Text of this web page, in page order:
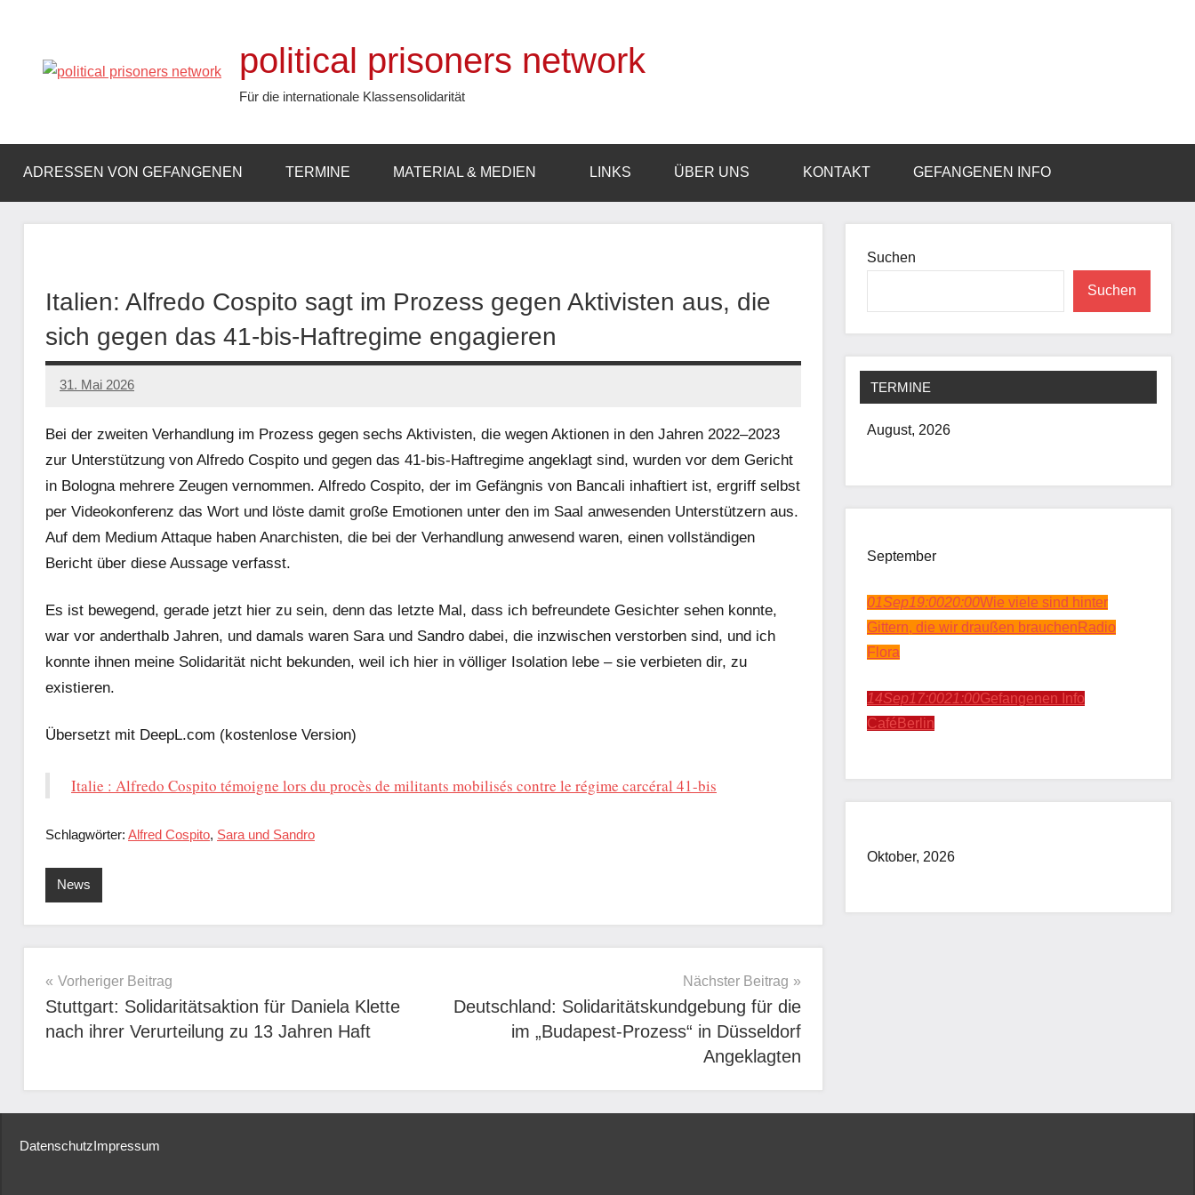
springen
political prisoners network
Für die internationale Klassensolidarität
ADRESSEN VON GEFANGENEN TERMINE MATERIAL & MEDIEN LINKS ÜBER UNS KONTAKT GEFANGENEN INFO
Italien: Alfredo Cospito sagt im Prozess gegen Aktivisten aus, die
sich gegen das 41-bis-Haftregime engagieren
31. Mai 2026
network
Bei der zweiten Verhandlung im Prozess gegen sechs Aktivisten, die wegen Aktionen in den Jahren 2022–2023
zur Unterstützung von Alfredo Cospito und gegen das 41-bis-Haftregime angeklagt sind, wurden vor dem Gericht
in Bologna mehrere Zeugen vernommen. Alfredo Cospito, der im Gefängnis von Bancali inhaftiert ist, ergriff selbst
per Videokonferenz das Wort und löste damit große Emotionen unter den im Saal anwesenden Unterstützern aus.
Auf dem Medium Attaque haben Anarchisten, die bei der Verhandlung anwesend waren, einen vollständigen
Bericht über diese Aussage verfasst.
Es ist bewegend, gerade jetzt hier zu sein, denn das letzte Mal, dass ich befreundete Gesichter sehen konnte,
war vor anderthalb Jahren, und damals waren Sara und Sandro dabei, die inzwischen verstorben sind, und ich
konnte ihnen meine Solidarität nicht bekunden, weil ich hier in völliger Isolation lebe – sie verbieten dir, zu
existieren.
Übersetzt mit DeepL.com (kostenlose Version)
Italie : Alfredo Cospito témoigne lors du procès de militants mobilisés contre le régime carcéral 41-bis
Schlagwörter: Alfred Cospito, Sara und Sandro
News
Beitragsnavigation
Vorheriger Beitrag
Stuttgart: Solidaritätsaktion für Daniela Klette
nach ihrer Verurteilung zu 13 Jahren Haft
Nächster Beitrag
Deutschland: Solidaritätskundgebung für die
im „Budapest-Prozess“ in Düsseldorf
Angeklagten
Suchen
Suchen
TERMINE
August, 2026
September
01Sep19:0020:00Wie viele sind hinter
Gittern, die wir draußen brauchen Radio
Flora
14Sep17:0021:00Gefangenen Info
Café Berlin
Oktober, 2026
DatenschutzImpressum